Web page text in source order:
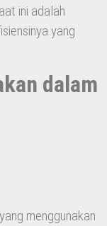
ini adalah
yang
dalam
menggunakan